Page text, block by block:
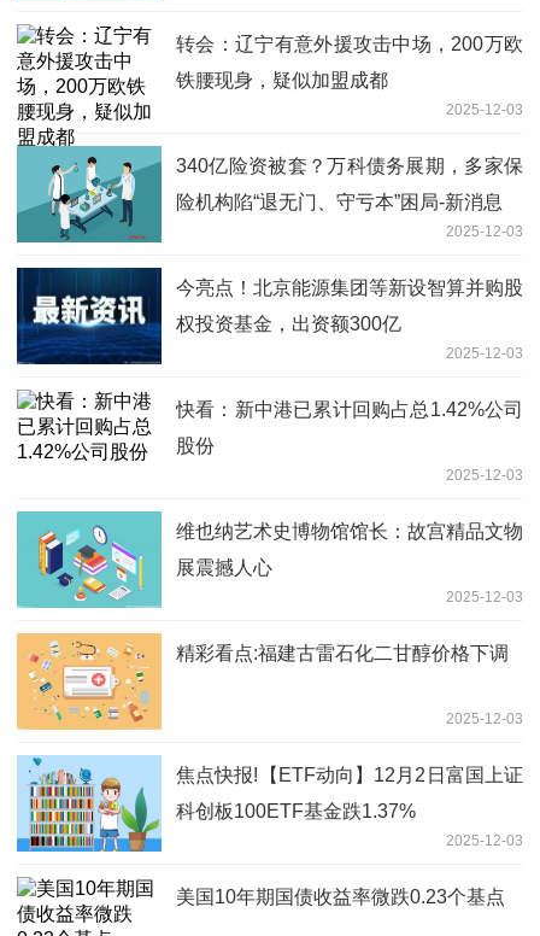
转会：辽宁有意外援攻击中场，200万欧
铁腰现身，疑似加盟成都
2025-12-03
340亿险资被套？万科债务展期，多家保
险机构陷“退无门、守亏本”困局-新消息
2025-12-03
今亮点！北京能源集团等新设智算并购股
权投资基金，出资额300亿
2025-12-03
快看：新中港已累计回购占总1.42%公司
股份
2025-12-03
维也纳艺术史博物馆馆长：故宫精品文物
展震撼人心
2025-12-03
精彩看点:福建古雷石化二甘醇价格下调
2025-12-03
焦点快报!【ETF动向】12月2日富国上证
科创板100ETF基金跌1.37%
2025-12-03
美国10年期国债收益率微跌0.23个基点